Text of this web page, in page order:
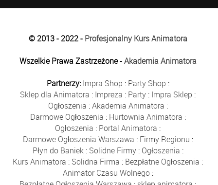
© 2013 - 2022 - Profesjonalny Kurs Animatora
Wszelkie Prawa Zastrzeżone -Akademia Animatora
Partnerzy: Impra Shop : Party Shop :
Sklep dla Animatora : Impreza : Party : Impra Sklep :
Ogłoszenia :Akademia Animatora :
Darmowe Ogłoszenia : Hurtownia Animatora :
Ogłoszenia : Portal Animatora :
Darmowe Ogłoszenia Warszawa : Firmy Regionu :
Płyn do Baniek: Solidne Firmy: Ogłoszenia :
Kurs Animatora : Solidna Firma : Bezpłatne Ogłoszenia :
Animator Czasu Wolnego: